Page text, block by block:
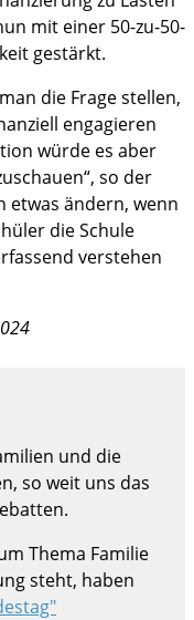
mit einer 50-zu-50-
gestärkt.
die Frage stellen,
engagieren
würde es aber
so der
etwas ändern, wenn
die Schule
verstehen
und die
so weit uns das
Thema Familie
steht, haben